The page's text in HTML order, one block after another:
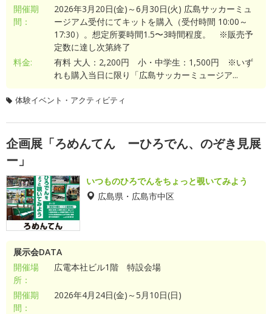
開催期
間：
2026年3月20日(金)～6月30日(火) 広島サッカーミュ
ージアム受付にてキットを購入（受付時間 10:00～
17:30）。想定所要時間1.5〜3時間程度。 ※販売予
定数に達し次第終了
料金:
有料 大人：2,200円 小・中学生：1,500円 ※いず
れも購入当日に限り「広島サッカーミュージア...
体験イベント・アクティビティ
企画展「ろめんてん ーひろでん、のぞき見展
ー」
いつものひろでんをちょっと覗いてみよう
広島県・広島市中区
展示会DATA
開催場
所：
広電本社ビル1階 特設会場
開催期
間：
2026年4月24日(金)～5月10日(日)